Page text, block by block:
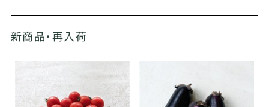
新商品・再入荷